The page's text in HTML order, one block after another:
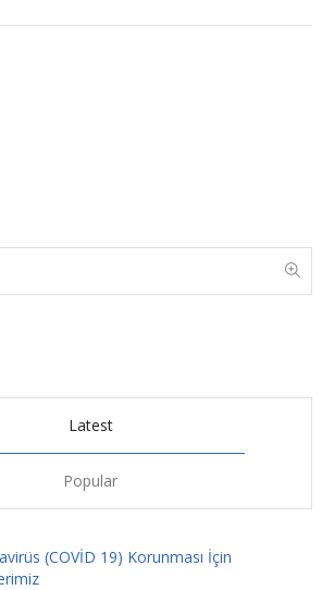
Latest
Popular
(COVİD 19) Korunması İçin